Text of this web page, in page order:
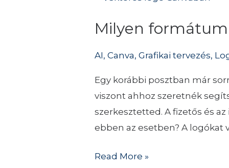
Milyen
AI,Canva,Grafikai tervezés,
Egy korábbi posztban már
viszont ahhoz szeretnék
szerkesztetted. A fizetős és
ebben az esetben? A logókat
használd
Canvában
készített
logót?
Read More »